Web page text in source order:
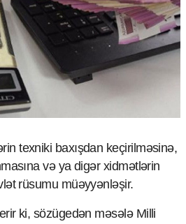
texniki baxışdan keçirilməsinə,
və ya digər xidmətlərin
rüsumu müəyyənləşir.
ki, sözügedən məsələ Milli